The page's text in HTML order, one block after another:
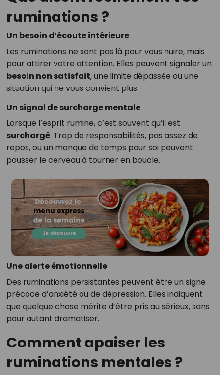
ruminations ?
Un besoin d’écoute intérieure
Les ruminations ne sont pas là pour vous nuire, mais
pour attirer votre attention. Elles peuvent signaler un
besoin non satisfait, une limite dépassée ou une
situation qui ne vous convient plus.
Un signal de surcharge mentale
Lorsque l’esprit rumine, c’est souvent qu’il est
surchargé. Trop de responsabilités, pas assez de
repos, ou un manque de temps pour soi peuvent
pousser le cerveau à tourner en boucle.
Une alerte émotionnelle
Des ruminations persistantes peuvent être un signe
précoce d’anxiété ou de dépression. Elles indiquent
que quelque chose mérite d’être pris au sérieux, sans
pour autant dramatiser.
Comment apaiser les
ruminations mentales ?